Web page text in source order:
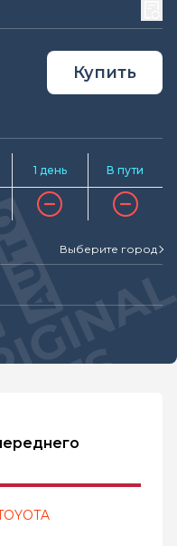
Купить
1 день В пути
Выберите город